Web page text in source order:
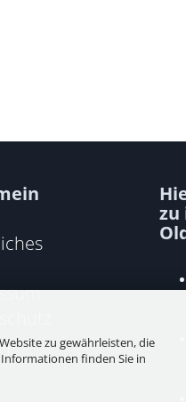
zu gewährleisten, die
finden Sie in
zu